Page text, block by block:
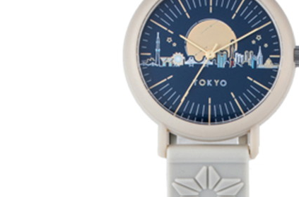
アフィリエイト【稼げるキーワード】一覧※YouTubeブログ
【必見】融資受けるなら”コレ”を確実に取り組むべき！
弁護士が教える「投資詐欺」に引っかからないための方法
【PR】フリーランス必見！入金前の売上をすぐに現金で受
【2023年最新】金融ブラックでも可能な資金調達法3選！
個人事業主は銀行から融資を受けるとリスクが高い #shorts
【誰でも出来る】3万円が10％増量の「33000円」になる！